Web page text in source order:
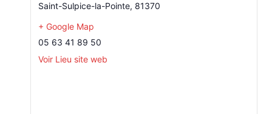
Saint-Sulpice-la-Pointe, 81370
+ Google Map
05 63 41 89 50
Voir Lieu site web